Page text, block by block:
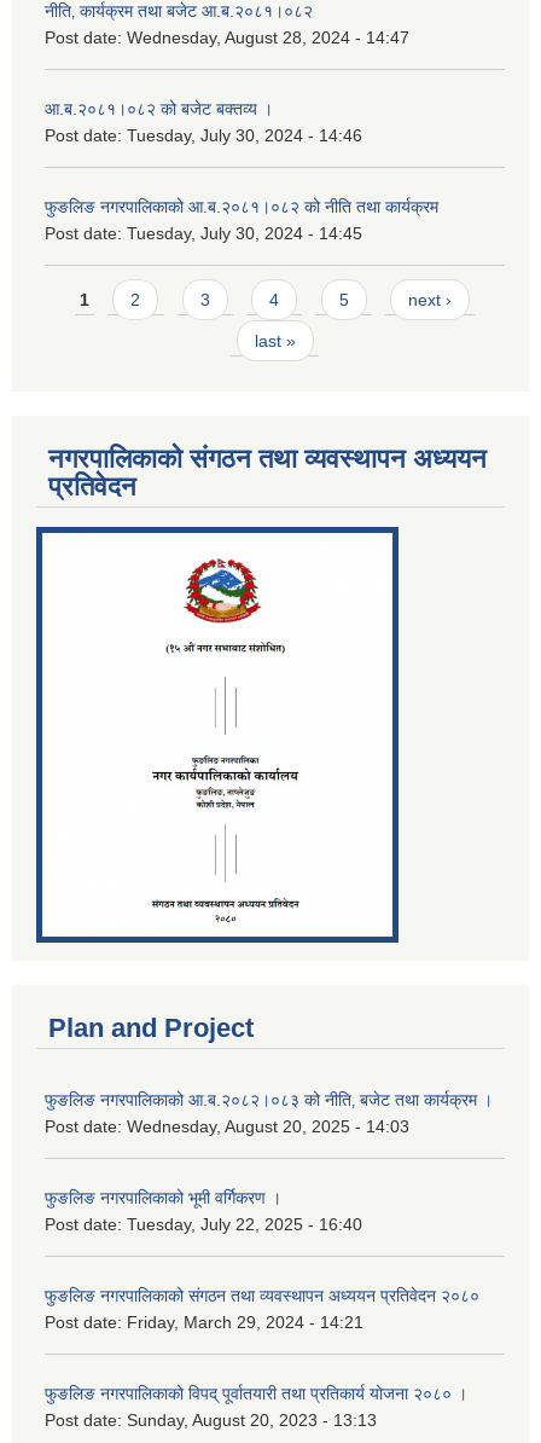
नीति‚ कार्यक्रम तथा बजेट आ.ब.२०८१।०८२
Post date: Wednesday, August 28, 2024 - 14:47
आ.ब.२०८१।०८२ को बजेट बक्तव्य ।
Post date: Tuesday, July 30, 2024 - 14:46
फुङलिङ नगरपालिकाको आ.ब.२०८१।०८२ को नीति तथा कार्यक्रम
Post date: Tuesday, July 30, 2024 - 14:45
Pages
1 2 3 4 5 next ›
last »
नगरपालिकाको संगठन तथा व्यवस्थापन अध्ययन
प्रतिवेदन
Plan and Project
फुङलिङ नगरपालिकाको आ.ब.२०८२।०८३ को नीति‚ बजेट तथा कार्यक्रम ।
Post date: Wednesday, August 20, 2025 - 14:03
फुङलिङ नगरपालिकाको भूमी वर्गिकरण ।
Post date: Tuesday, July 22, 2025 - 16:40
फुङलिङ नगरपालिकाको संगठन तथा व्यवस्थापन अध्ययन प्रतिवेदन २०८०
Post date: Friday, March 29, 2024 - 14:21
फुङलिङ नगरपालिकाको विपद् पूर्वातयारी तथा प्रतिकार्य योजना २०८० ।
Post date: Sunday, August 20, 2023 - 13:13